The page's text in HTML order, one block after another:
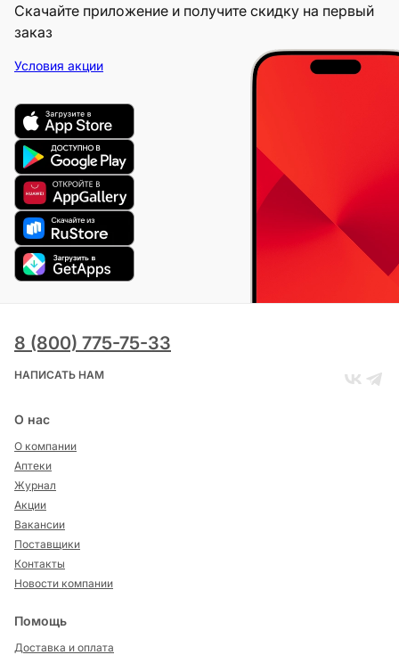
Скачайте приложение и получите скидку на первый
заказ
Условия акции
8 (800) 775-75-33
НАПИСАТЬ НАМ
О нас
О компании
Аптеки
Журнал
Акции
Вакансии
Поставщики
Контакты
Новости компании
Помощь
Доставка и оплата